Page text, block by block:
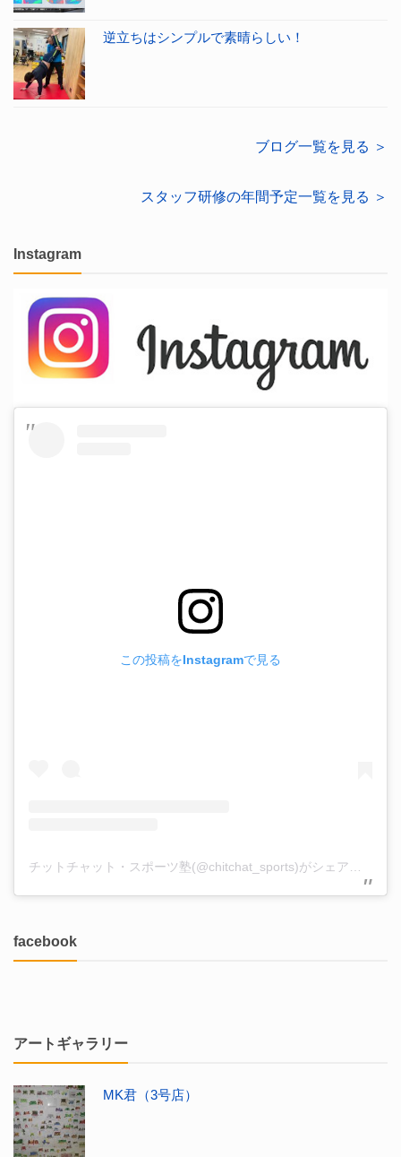
逆立ちはシンプルで素晴らしい！
ブログ一覧を見る ＞
スタッフ研修の年間予定一覧を見る ＞
Instagram
この投稿をInstagramで見る
facebook
アートギャラリー
MK君（3号店）